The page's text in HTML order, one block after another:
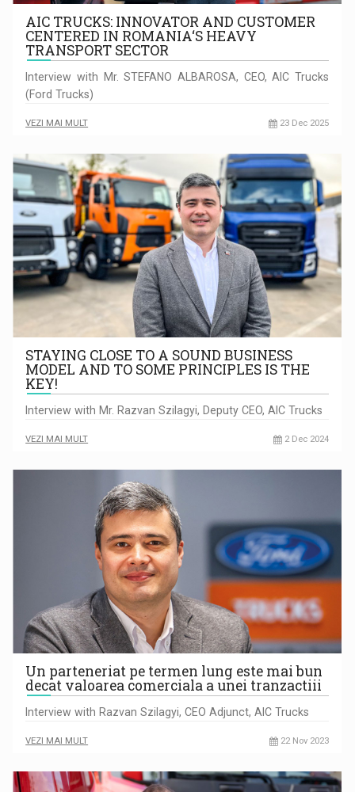
AIC TRUCKS: INNOVATOR AND CUSTOMER
CENTERED IN ROMANIA‘S HEAVY
TRANSPORT SECTOR
Interview with Mr. STEFANO ALBAROSA, CEO, AIC Trucks
(Ford Trucks)
VEZI MAI MULT 23 Dec 2025
STAYING CLOSE TO A SOUND BUSINESS
MODEL AND TO SOME PRINCIPLES IS THE
KEY!
Interview with Mr. Razvan Szilagyi, Deputy CEO, AIC Trucks
VEZI MAI MULT 2 Dec 2024
Un parteneriat pe termen lung este mai bun
decat valoarea comerciala a unei tranzactiii
Interview with Razvan Szilagyi, CEO Adjunct, AIC Trucks
VEZI MAI MULT 22 Nov 2023